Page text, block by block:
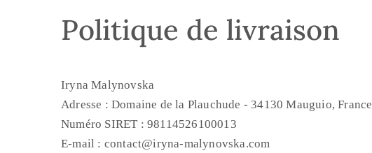
Politique de livraison
Iryna Malynovska
Adresse : Domaine de la Plauchude - 34130 Mauguio, France
Numéro SIRET : 98114526100013
E-mail : contact@iryna-malynovska.com